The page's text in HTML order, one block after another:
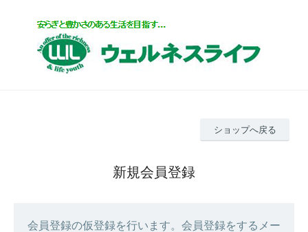
ショップへ戻る
新規会員登録
会員登録の仮登録を行います。会員登録をするメー